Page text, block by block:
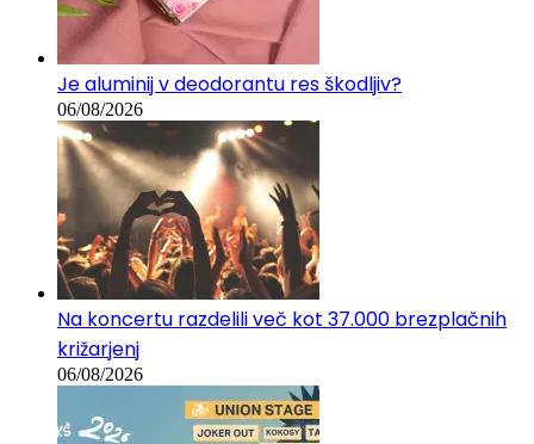
Je aluminij v deodorantu res škodljiv?
06/08/2026
Na koncertu razdelili več kot 37.000 brezplačnih
križarjenj